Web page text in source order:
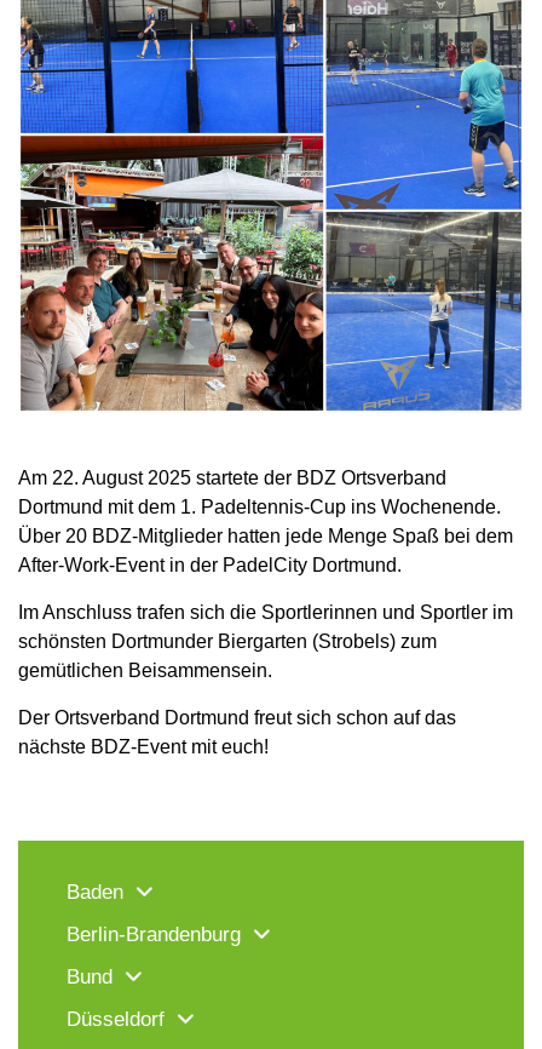
Am 22. August 2025 startete der BDZ Ortsverband
Dortmund mit dem 1. Padeltennis-Cup ins Wochenende.
Über 20 BDZ-Mitglieder hatten jede Menge Spaß bei dem
After-Work-Event in der PadelCity Dortmund.
Im Anschluss trafen sich die Sportlerinnen und Sportler im
schönsten Dortmunder Biergarten (Strobels) zum
gemütlichen Beisammensein.
Der Ortsverband Dortmund freut sich schon auf das
nächste BDZ-Event mit euch!
Baden
Berlin-Brandenburg
Bund
Düsseldorf